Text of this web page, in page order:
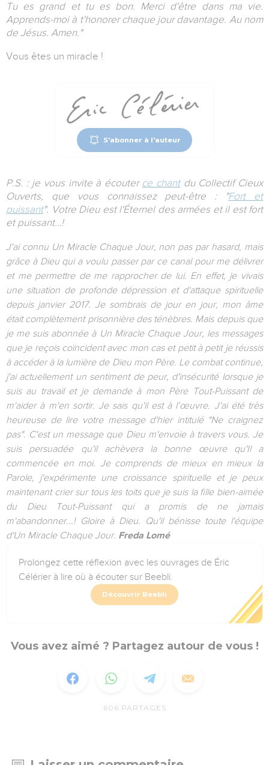
Tu es grand et tu es bon. Merci d'être dans ma vie.
Apprends-moi à t'honorer chaque jour davantage. Au nom
de Jésus. Amen."
Vous êtes un miracle !
S'abonner à l'auteur
P.S. : je vous invite à écouter ce chantdu Collectif Cieux
Ouverts, que vous connaissez peut-être : "Fort et
puissant". Votre Dieu est l'Éternel des armées et il est fort
et puissant…!
J'ai connu Un Miracle Chaque Jour, non pas par hasard, mais
grâce à Dieu qui a voulu passer par ce canal pour me délivrer
et me permettre de me rapprocher de lui. En effet, je vivais
une situation de profonde dépression et d'attaque spirituelle
depuis janvier 2017. Je sombrais de jour en jour, mon âme
était complètement prisonnière des ténèbres. Mais depuis que
je me suis abonnée à Un Miracle Chaque Jour, les messages
que je reçois coïncident avec mon cas et petit à petit je réussis
à accéder à la lumière de Dieu mon Père. Le combat continue,
j'ai actuellement un sentiment de peur, d'insécurité lorsque je
suis au travail et je demande à mon Père Tout-Puissant de
m'aider à m'en sortir. Je sais qu'il est à l’œuvre. J'ai été très
heureuse de lire votre message d'hier intitulé "Ne craignez
pas". C'est un message que Dieu m'envoie à travers vous. Je
suis persuadée qu'il achèvera la bonne œuvre qu'Il a
commencée en moi. Je comprends de mieux en mieux la
Parole, j'expérimente une croissance spirituelle et je peux
maintenant crier sur tous les toits que je suis la fille bien-aimée
du Dieu Tout-Puissant qui a promis de ne jamais
m'abandonner...! Gloire à Dieu. Qu'il bénisse toute l'équipe
d'Un Miracle Chaque Jour. Freda Lomé
Prolongez cette réflexion avec les ouvrages de Éric
Célérier à lire où à écouter sur Beebli.
Découvrir Beebli
Vous avez aimé ? Partagez autour de vous !
606 PARTAGES